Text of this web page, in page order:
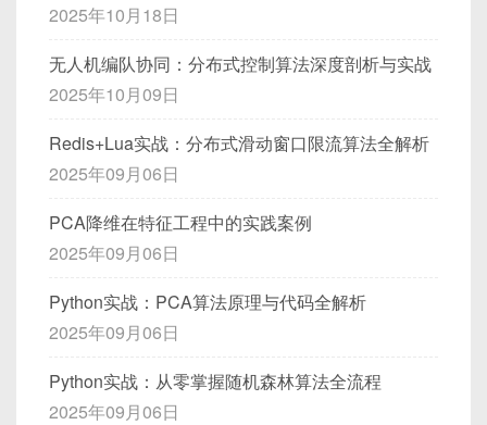
2025年10月18日
无人机编队协同：分布式控制算法深度剖析与实战
2025年10月09日
Redis+Lua实战：分布式滑动窗口限流算法全解析
2025年09月06日
PCA降维在特征工程中的实践案例
2025年09月06日
Python实战：PCA算法原理与代码全解析
2025年09月06日
Python实战：从零掌握随机森林算法全流程
2025年09月06日